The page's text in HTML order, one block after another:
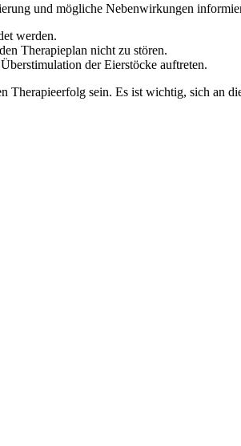
und mögliche Nebenwirkungen
werden.
Therapieplan nicht zu stören.
der Eierstöcke auftreten.
sein. Es ist wichtig, sich an